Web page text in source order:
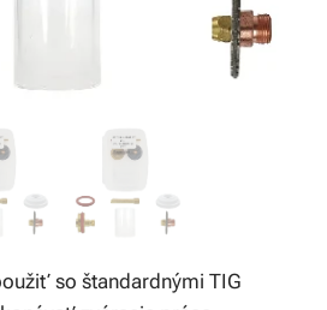
so štandardnými TIG